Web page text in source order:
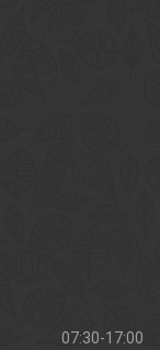
07:30-17:00